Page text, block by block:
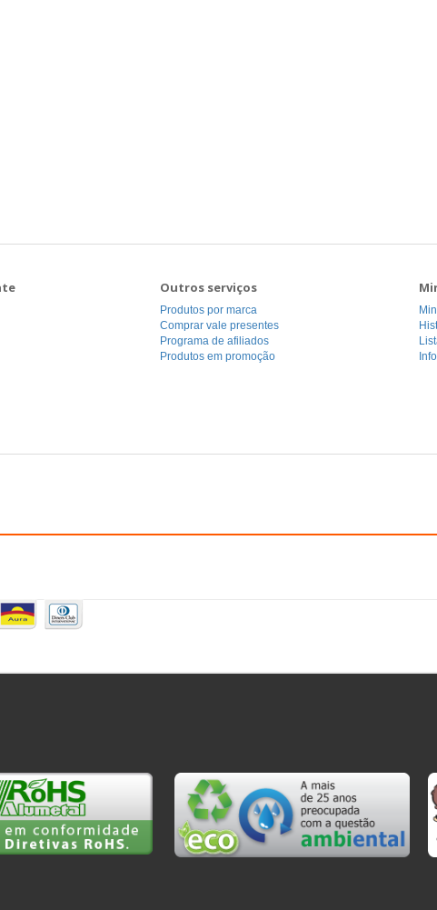
Outros serviços
Produtos por marca
Comprar vale presentes
Programa de afiliados
Produtos em promoção